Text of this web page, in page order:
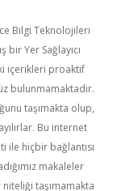
Bilgi Teknolojileri
bir Yer Sağlayıcı
içerikleri proaktif
bulunmamaktadır.
taşımakta olup,
Bu internet
ile hiçbir bağlantısı
makaleler
taşımamakta